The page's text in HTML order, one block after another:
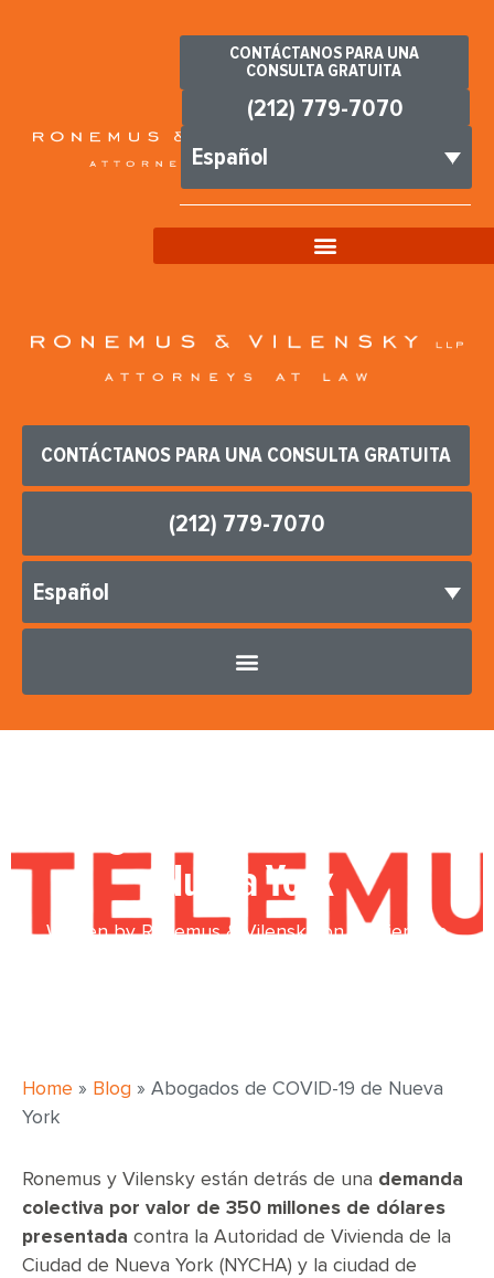
CONTÁCTANOS PARA UNA
CONSULTA GRATUITA
(212) 779-7070
Español
CONTÁCTANOS PARA UNA CONSULTA GRATUITA
(212) 779-7070
Español
Nueva York
Written by Ronemus & Vilensky on
septiembre
Home » Blog » Abogados de COVID-19 de Nueva
York
Ronemus y Vilensky están detrás de una demanda
colectiva por valor de 350 millones de dólares
presentada contra la Autoridad de Vivienda de la
Ciudad de Nueva York (NYCHA) y la ciudad de